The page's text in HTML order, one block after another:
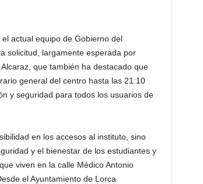
actual equipo de Gobierno del
solicitud, largamente esperada por
que también ha destacado que
general del centro hasta las 21:10
y seguridad para todos los usuarios de
en los accesos al instituto, sino
y el bienestar de los estudiantes y
viven en la calle Médico Antonio
el Ayuntamiento de Lorca